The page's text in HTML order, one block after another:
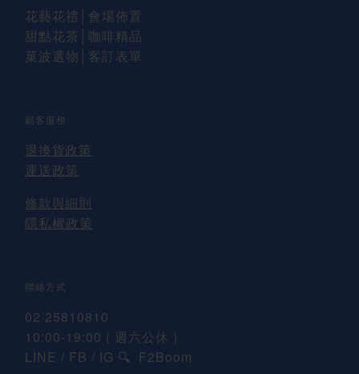
花藝花禮
│會場佈置
甜點花茶│咖啡精品
菓波選物
客訂表單
顧客服務
退換貨政策
運送 政策
條款與細則
隱私權政策
聯絡方式
02 25810810
10:00-19:00 ( 週六公休 )
LINE / FB / IG 🔍 F2Boom